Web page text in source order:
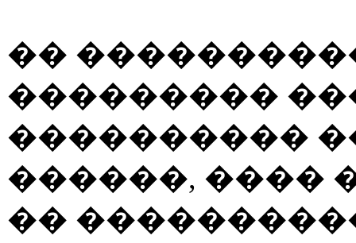
��
���������
����������
������, ����
��